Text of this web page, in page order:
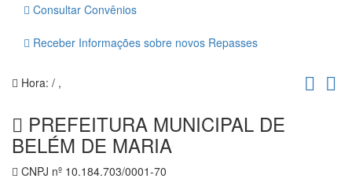
Consultar Convênios
Receber Informações sobre novos Repasses
Hora: / ,
PREFEITURA MUNICIPAL DE
BELÉM DE MARIA
CNPJ nº 10.184.703/0001-70